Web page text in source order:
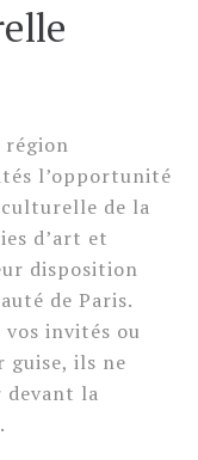
région
l’opportunité
de la
d’art et
disposition
de Paris.
vos invités ou
guise, ils ne
devant la